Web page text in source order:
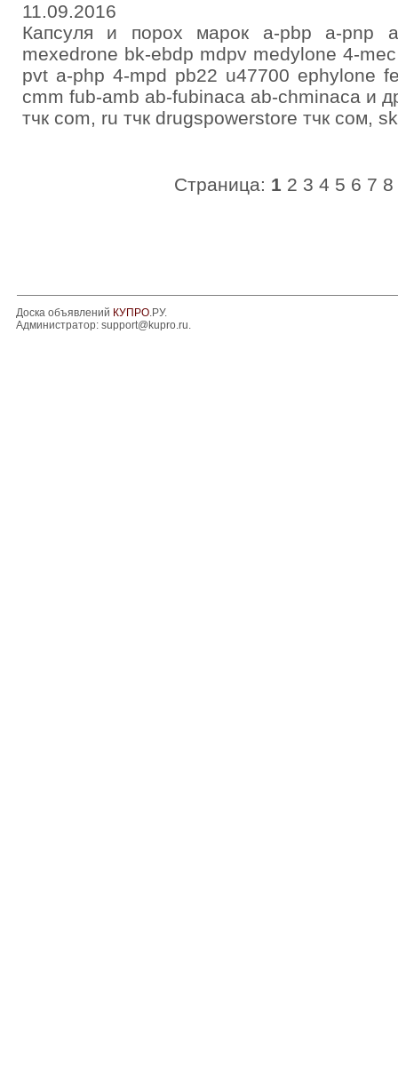
11.09.2016
Капсуля и порох марок a-pbp a-pnp
mexedrone bk-ebdp mdpv medylone 4-
pvt a-php 4-mpd pb22 u47700 ephylone
cmm fub-amb ab-fubinaca ab-chminaca и
тчк com, ru тчк drugspowerstore тчк сом,
Страница: 1 2 3 4 5 6 7 8
Доска объявлений КУПРО.РУ.
Администратор: support@kupro.ru.